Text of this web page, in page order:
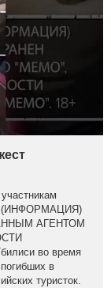
(ИНФОРМАЦИЯ)
АГЕНТОМ
во время
в
туристок.